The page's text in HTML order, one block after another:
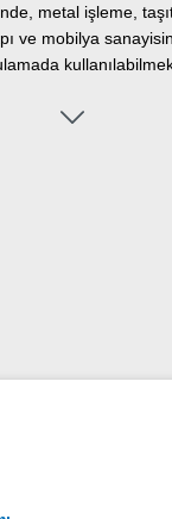
metal işleme,
ve mobilya